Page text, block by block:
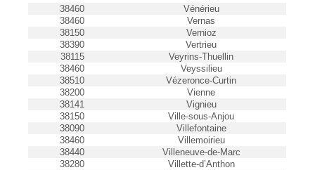
38460
Vénérieu
38460
Vernas
38150
Vernioz
38390
Vertrieu
38115
Veyrins-Thuellin
38460
Veyssilieu
38510
Vézeronce-Curtin
38200
Vienne
38141
Vignieu
38150
Ville-sous-Anjou
38090
Villefontaine
38460
Villemoirieu
38440
Villeneuve-de-Marc
38280
Villette-d’Anthon